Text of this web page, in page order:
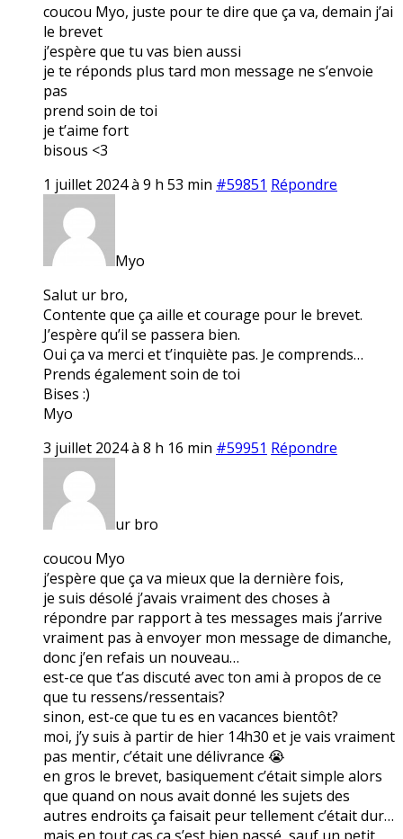
coucou Myo, juste pour te dire que ça va, demain j’ai
le brevet
j’espère que tu vas bien aussi
je te réponds plus tard mon message ne s’envoie
pas
prend soin de toi
je t’aime fort
bisous <3
1 juillet 2024 à 9 h 53 min #59851 Répondre
Myo
Salut ur bro,
Contente que ça aille et courage pour le brevet.
J’espère qu’il se passera bien.
Oui ça va merci et t’inquiète pas. Je comprends…
Prends également soin de toi
Bises :)
Myo
3 juillet 2024 à 8 h 16 min #59951 Répondre
ur bro
coucou Myo
j’espère que ça va mieux que la dernière fois,
je suis désolé j’avais vraiment des choses à
répondre par rapport à tes messages mais j’arrive
vraiment pas à envoyer mon message de dimanche,
donc j’en refais un nouveau…
est-ce que t’as discuté avec ton ami à propos de ce
que tu ressens/ressentais?
sinon, est-ce que tu es en vacances bientôt?
moi, j’y suis à partir de hier 14h30 et je vais vraiment
pas mentir, c’était une délivrance 😭
en gros le brevet, basiquement c’était simple alors
que quand on nous avait donné les sujets des
autres endroits ça faisait peur tellement c’était dur…